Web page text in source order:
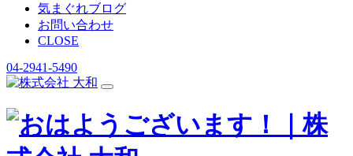
気まぐれブログ
お問い合わせ
CLOSE
04-2941-5490
コ
テ
ツ